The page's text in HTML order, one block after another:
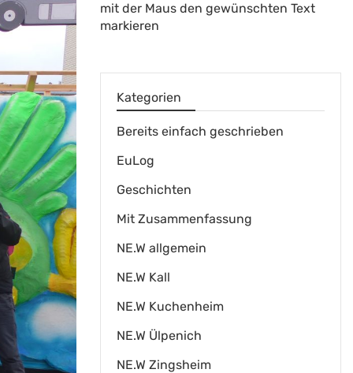
mit der Maus den gewünschten Text
markieren
Kategorien
Bereits einfach geschrieben
EuLog
Geschichten
Mit Zusammenfassung
NE.W allgemein
NE.W Kall
NE.W Kuchenheim
NE.W Ülpenich
NE.W Zingsheim